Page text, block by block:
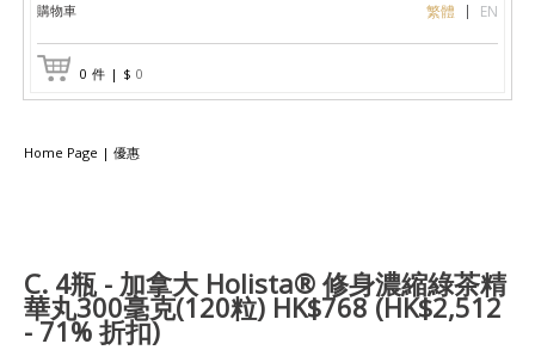
購物車 繁體 EN
0 件 | $ 0
Home Page | 優惠
C. 4瓶 - 加拿大 Holista® 修身濃縮綠茶精
華丸300毫克(120粒) HK$768 (HK$2,512
- 71% 折扣)